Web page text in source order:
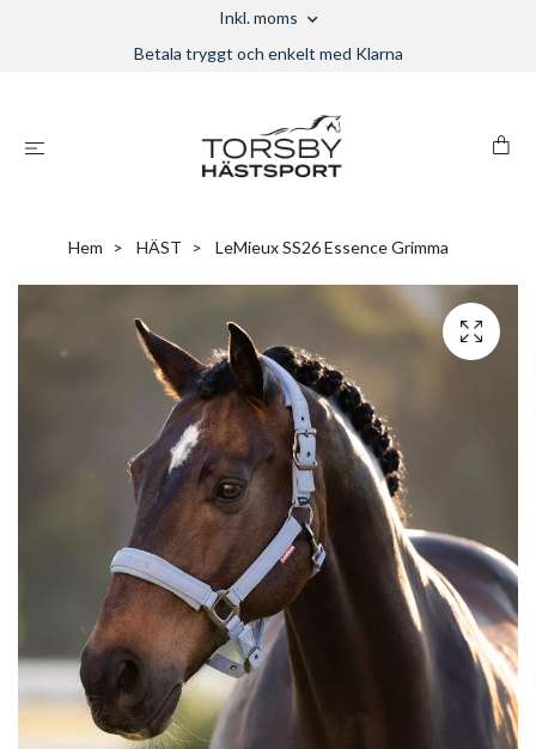
Inkl. moms
Betala tryggt och enkelt med Klarna
Hem HÄST LeMieux SS26 Essence Grimma